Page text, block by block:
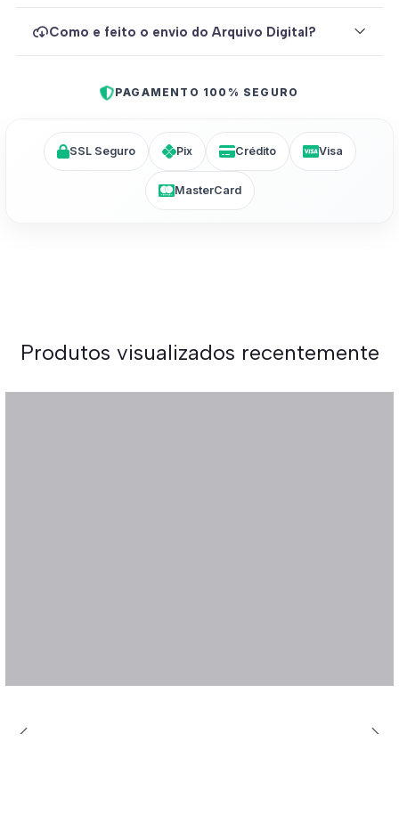
Como e feito o envio do Arquivo Digital?
PAGAMENTO 100% SEGURO
SSL Seguro Pix Crédito Visa
MasterCard
Produtos visualizados recentemente